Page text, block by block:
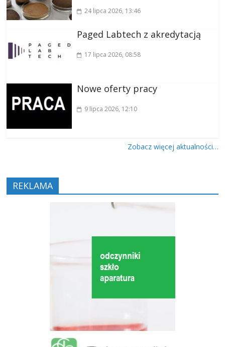
24 lipca 2026, 13:46
Paged Labtech z akredytacją
17 lipca 2026, 08:58
Nowe oferty pracy
9 lipca 2026, 12:10
Zobacz więcej aktualności…
REKLAMA